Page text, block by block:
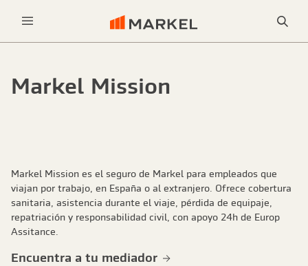
Markel Mission
Markel Mission es el seguro de Markel para empleados que
viajan por trabajo, en España o al extranjero. Ofrece cobertura
sanitaria, asistencia durante el viaje, pérdida de equipaje,
repatriación y responsabilidad civil, con apoyo 24h de Europ
Assitance.
Encuentra a tu mediador